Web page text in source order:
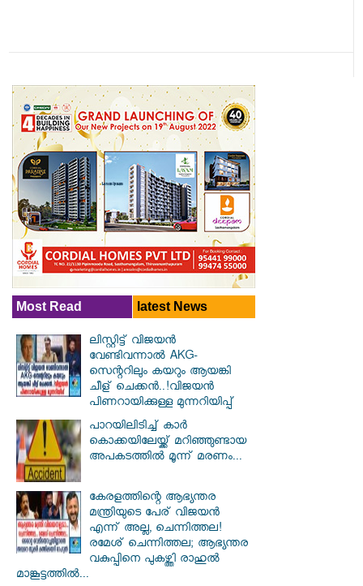
Most Read latest News
ലിസ്റ്റിട്ട് വിജയൻ
വേണ്ടിവന്നാൽ AKG-
സെന്ററിലും കയറും ആയങ്കി
ചീള് ചെക്കൻ..!വിജയൻ
പിണറായിക്കുള്ള മുന്നറിയിപ്പ്
പാറയിലിടിച്ച് കാർ
കൊക്കയിലേയ്ക്ക് മറിഞ്ഞുണ്ടായ
അപക‌ടത്തിൽ മൂന്ന് മരണം...
കേരളത്തിന്റെ ആഭ്യന്തര
മന്ത്രിയുടെ പേര് വിജയൻ
എന്ന് അല്ല, ചെന്നിത്തല!
രമേശ് ചെന്നിത്തല; ആഭ്യന്തര
വകുപ്പിനെ പുകഴ്ത്തി രാഹുൽ
മാങ്കൂട്ടത്തിൽ...